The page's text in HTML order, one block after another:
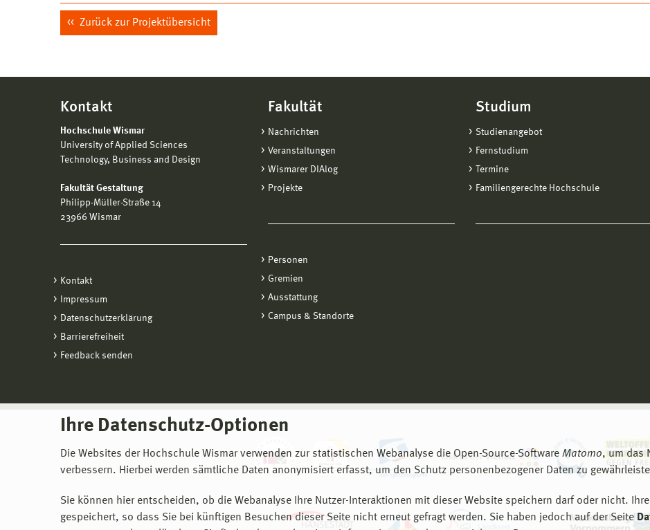
Ihre Datenschutz-Optionen
Die Websites der Hochschule Wismar verwenden zur statistischen Webanalyse die Open-Source-Software Matomo, um das
verbessern. Hierbei werden sämtliche Daten anonymisiert erfasst, um den Schutz personenbezogener Daten zu
Sie können hier entscheiden, ob die Webanalyse Ihre Nutzer-Interaktionen mit dieser Website speichern darf oder nicht.
gespeichert, so dass Sie bei künftigen Besuchen dieser Seite nicht erneut gefragt werden. Sie haben jedoch auf der Seite
Zurück zur Projektübersicht
Kontakt
Hochschule Wismar
University of Applied Sciences
Technology, Business and Design
Fakultät Gestaltung
Philipp-Müller-Straße 14
23966 Wismar
Kontakt
Impressum
Datenschutzerklärung
Barrierefreiheit
Feedback senden
Fakultät
Nachrichten
Veranstaltungen
Wismarer DIAlog
Projekte
Personen
Gremien
Ausstattung
Campus & Standorte
Studium
Studienangebot
Fernstudium
Termine
Familiengerechte Hochschule